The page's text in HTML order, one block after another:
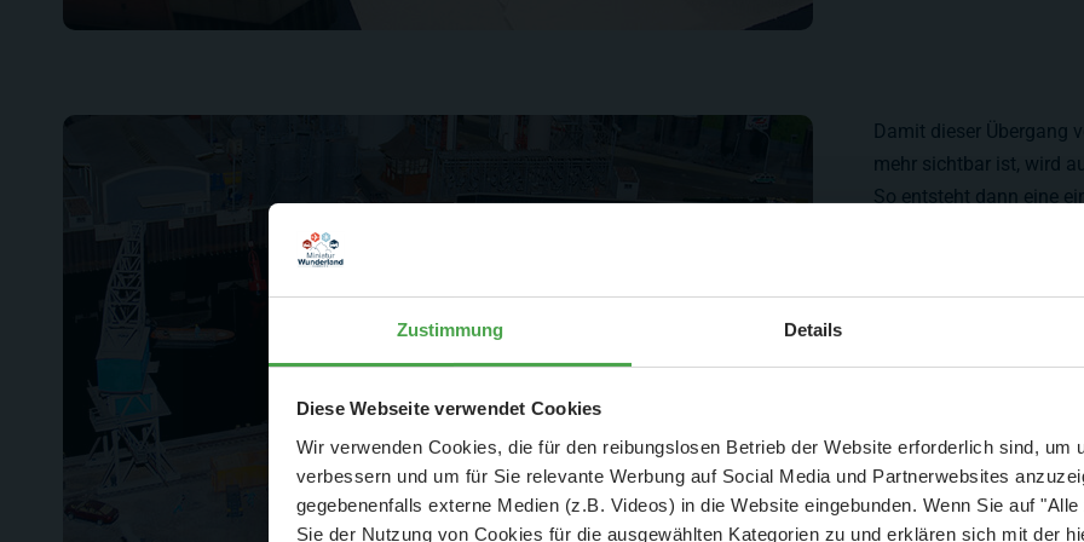
Zustimmung Details
Diese Webseite verwendet Cookies
Wir verwenden Cookies, die für den reibungslosen Betrieb der Website erforderlich sind, um
verbessern und um für Sie relevante Werbung auf Social Media und Partnerwebsites
gegebenenfalls externe Medien (z.B. Videos) in die Website eingebunden. Wenn Sie auf
Sie der Nutzung von Cookies für die ausgewählten Kategorien zu und erklären sich mit der
Damit dieser Übergang
mehr sichtbar ist, wird
So entsteht dann eine
Aktuelle Mitteilung
Der Spar-Hammer: 25 % Ersparnis bei Große Pötte & kleine
und September - ohne Wartezeit
- Abendliche Hafenrundfahrt/Lichterfahrt 🛥️
- anschließender Wunderland-BesuchOHNEWartezeit 🚂